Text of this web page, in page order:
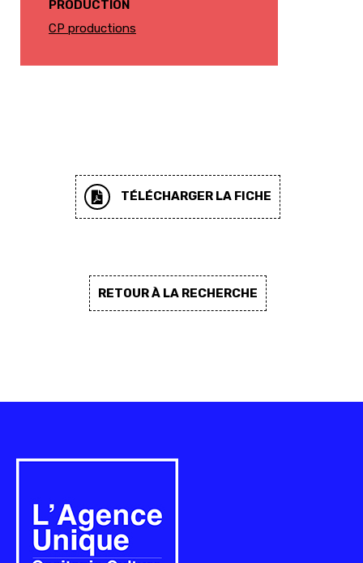
PRODUCTION
CP productions
TÉLÉCHARGER LA FICHE
RETOUR À LA RECHERCHE